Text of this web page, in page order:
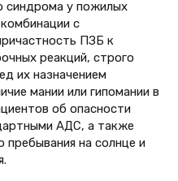
синдрома у пожилых
с
ПЗБ к
реакций, строго
их назначением
мании или гипомании в
об опасности
АДС, а также
пребывания на солнце и